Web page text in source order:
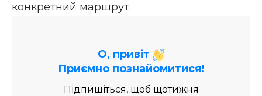
конкретний маршрут.
О, привіт
Приємно познайомитися!
Підпишіться, щоб щотижня